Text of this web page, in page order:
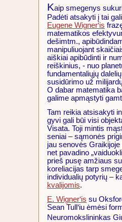
Kaip smegenys
Padėti atsakyti į tai
Eugene Wigner‘is
matematikos
dešimtm.,
manipuliuojant
aiškiai apibūdinti ir
reiškinius, - nuo
fundamentaliųjų
susidūrimo už
O dabar matematika
galime apmąstyti
Tam reikia atsisakyti
gyvi gali būi visi
Visata. Toji mintis
seniai – sąmonės
jau senovės
net pavadino
prieš pusę amžiaus
koreliacijas tarp
individualių potyrių –
kvalijomis.
E. Wigner‘is su
Sean Tull‘iu ėmėsi
Neuromokslininkas